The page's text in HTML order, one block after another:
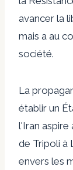
avancer la
mais a au
société.
La
établir un
l'Iran aspire
de Tripoli à
envers les